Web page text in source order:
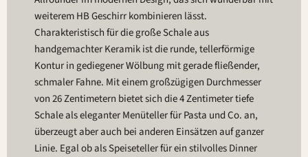
weiterem HB Geschirr kombinieren lässt.
Charakteristisch für die große Schale aus
handgemachter Keramik ist die runde, tellerförmige
Kontur in gediegener Wölbung mit gerade fließender,
schmaler Fahne. Mit einem großzügigen Durchmesser
von 26 Zentimetern bietet sich die 4 Zentimeter tiefe
Schale als eleganter Menüteller für Pasta und Co. an,
überzeugt aber auch bei anderen Einsätzen auf ganzer
Linie. Egal ob als Speiseteller für ein stilvolles Dinner